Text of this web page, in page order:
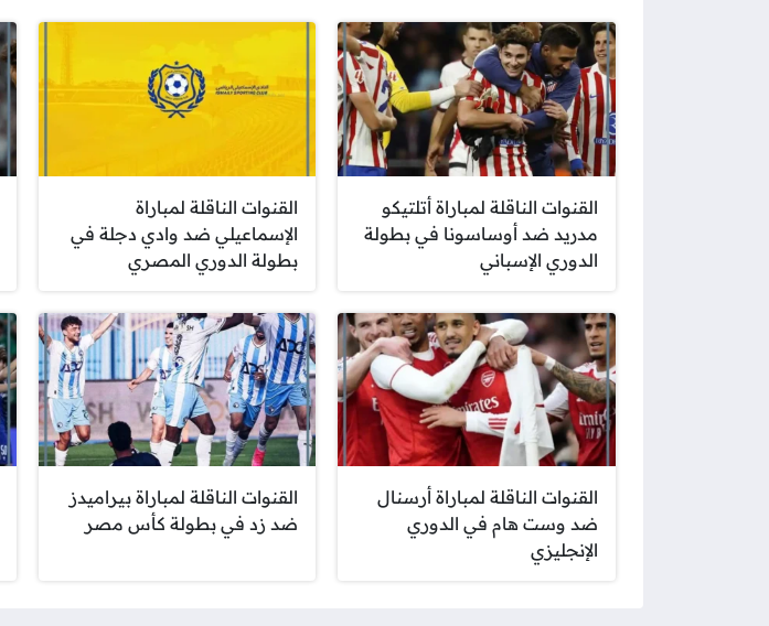
القنوات الناقلة لمباراة أتلتيكو
مدريد ضد أوساسونا في بطولة
الدوري الإسباني
القنوات الناقلة لمباراة
الإسماعيلي ضد وادي دجلة في
بطولة الدوري المصري
القنوات الناقلة لمباراة أرسنال
ضد وست هام في الدوري
الإنجليزي
القنوات الناقلة لمباراة بيراميدز
ضد زد في بطولة كأس مصر